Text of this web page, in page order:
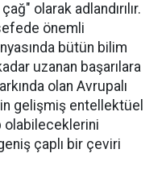
olarak adlandırılır.
önemli
bütün bilim
uzanan başarılara
olan Avrupalı
gelişmiş entellektüel
olabileceklerini
çaplı bir çeviri